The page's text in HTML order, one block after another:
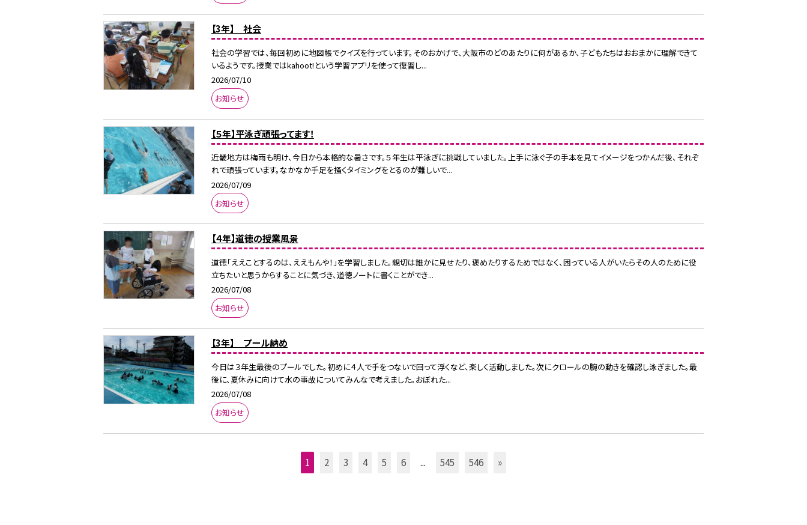
【3年】 社会
社会の学習では、毎回初めに地図帳でクイズを行っています。そのおかげで、大阪市のどのあたりに何があるか、子どもたちはおおまかに理解できて
いるようです。授業ではkahoot!という学習アプリを使って復習し...
2026/07/10
お知らせ
【５年】平泳ぎ頑張ってます！
近畿地方は梅雨も明け、今日から本格的な暑さです。５年生は平泳ぎに挑戦していました。上手に泳ぐ子の手本を見てイメージをつかんだ後、それぞ
れで頑張っています。なかなか手足を掻くタイミングをとるのが難しいで...
2026/07/09
お知らせ
【４年】道徳の授業風景
道徳「ええことするのは、ええもんや！」を学習しました。親切は誰かに見せたり、褒めたりするためではなく、困っている人がいたらその人のために役
立ちたいと思うからすることに気づき、道徳ノートに書くことができ...
2026/07/08
お知らせ
【3年】 プール納め
今日は３年生最後のプールでした。初めに４人で手をつないで回って浮くなど、楽しく活動しました。次にクロールの腕の動きを確認し泳ぎました。最
後に、夏休みに向けて水の事故についてみんなで考えました。おぼれた...
2026/07/08
お知らせ
1 2 3 4 5 6 ... 545 546 »